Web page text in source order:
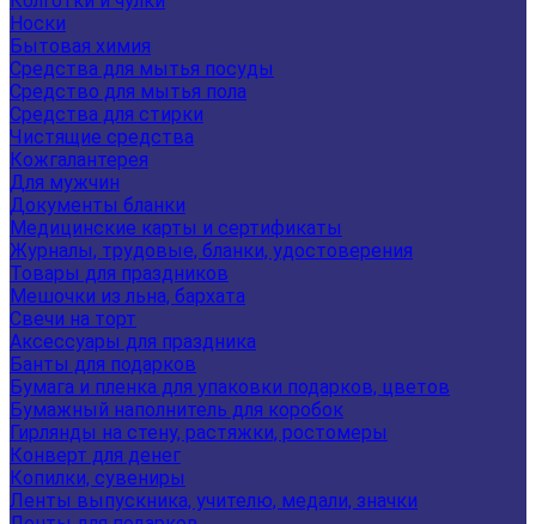
Носки
Бытовая химия
Средства для мытья посуды
Средство для мытья пола
Средства для стирки
Чистящие средства
Кожгалантерея
Для мужчин
Документы бланки
Медицинские карты и сертификаты
Журналы, трудовые, бланки, удостоверения
Товары для праздников
Мешочки из льна, бархата
Свечи на торт
Аксессуары для праздника
Банты для подарков
Бумага и пленка для упаковки подарков, цветов
Бумажный наполнитель для коробок
Гирлянды на стену, растяжки, ростомеры
Конверт для денег
Копилки, сувениры
Ленты выпускника, учителю, медали, значки